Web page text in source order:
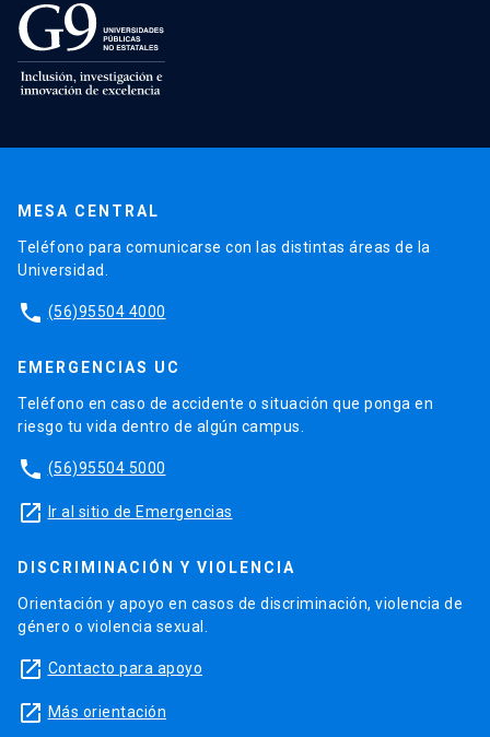
MESA CENTRAL
Teléfono para comunicarse con las distintas áreas de la
Universidad.
phone (56)95504 4000
EMERGENCIAS UC
Teléfono en caso de accidente o situación que ponga en
riesgo tu vida dentro de algún campus.
phone (56)95504 5000
launch Ir al sitio de Emergencias
DISCRIMINACIÓN Y VIOLENCIA
Orientación y apoyo en casos de discriminación, violencia de
género o violencia sexual.
launch Contacto para apoyo
launch Más orientación